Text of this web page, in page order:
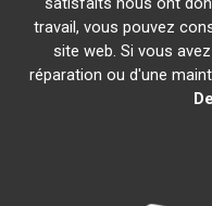
travail, vous pouvez
site web. Si vous
réparation ou d'une